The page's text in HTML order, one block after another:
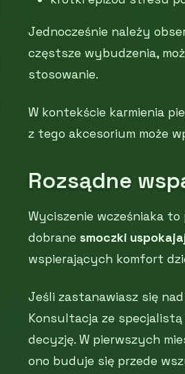
Jednocześnie należy
częstsze wybudzenia,
stosowanie.
W kontekście karmienia
z tego akcesorium może
Rozsądne
Wyciszenie wcześniaka
dobrane smoczki
wspierających komfort
Jeśli zastanawiasz się
Konsultacja ze specjalistą
decyzję. W pierwszych
ono buduje się przede